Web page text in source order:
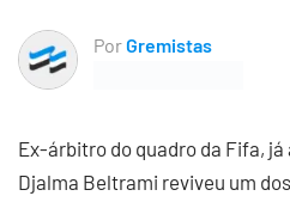
PorGremistas
Ex-árbitro do quadro da Fifa,
Djalma Beltrami reviveu um